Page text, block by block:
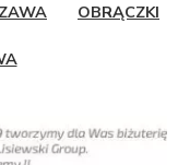
OBRĄCZKI